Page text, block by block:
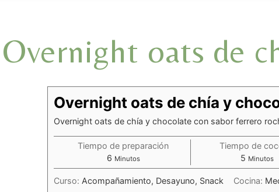
Overnight oats de
Overnight oats de chía y
Overnight oats de chía y chocolate con sabor ferrero
Tiempo de preparación
6 Minutos
Tiempo de
5 Minutos
Curso: Acompañamiento, Desayuno, Snack Cocina: